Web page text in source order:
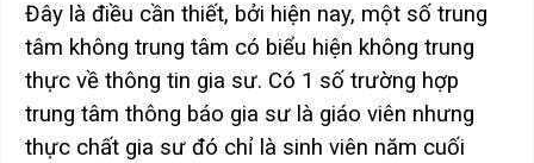
Đây là điều cần thiết, bởi hiện nay, một số trung
tâm không trung tâm có biểu hiện không trung
thực về thông tin gia sư. Có 1 số trường hợp
trung tâm thông báo gia sư là giáo viên nhưng
thực chất gia sư đó chỉ là sinh viên năm cuối